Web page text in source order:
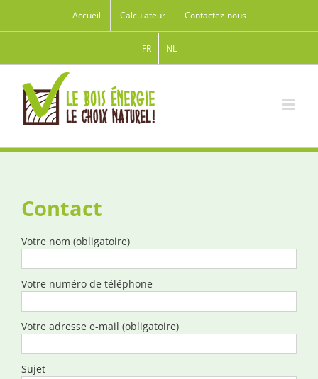
Accueil Calculateur Contactez-nous
FR NL
Contact
Votre nom (obligatoire)
Votre numéro de téléphone
Votre adresse e-mail (obligatoire)
Sujet